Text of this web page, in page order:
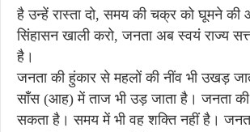
है उन्हें रास्ता दो, समय की चक्र को घूमने की
सिंहासन खाली करो, जनता अब स्वयं राज्य
है।
जनता की हुंकार से महलों की नींव भी उखड़
साँस (आह) में ताज भी उड़ जाता है। जनता की
सकता है। समय में भी वह शक्ति नहीं है।